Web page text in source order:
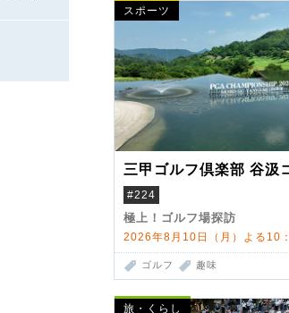
スポーツ
三甲ゴルフ倶楽部 谷汲
#224
極上！ゴルフ場探訪
2026年8月10日（月）よる10
ゴルフ 趣味
旅・くらし